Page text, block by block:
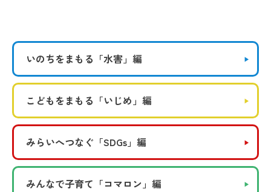
いのちをまもる 「水害」編
こどもをまもる 「いじめ」編
みらいへつなぐ 「SDGs」編
みんなで子育て 「コマロン」編